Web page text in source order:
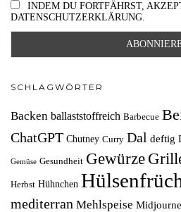
INDEM DU FORTFÄHRST,
DATENSCHUTZERKLÄRUNG.
SCHLAGWÖRTER
Backen ballaststoffreich Barbecue
ChatGPT Chutney Curry Dal deftig
Gemüse Gesundheit Gewürze
Herbst Hühnchen
mediterran Mehlspeise